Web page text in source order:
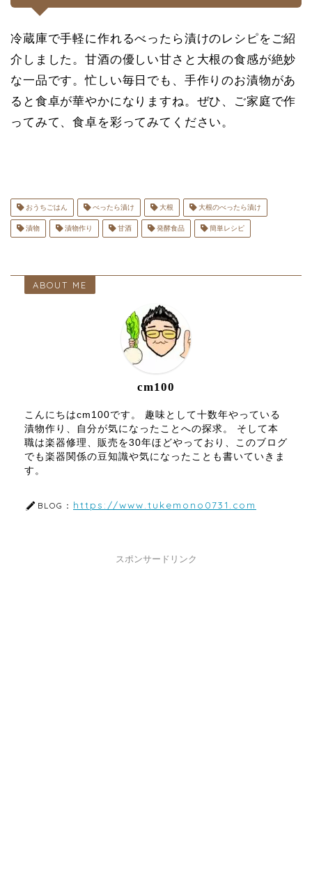
冷蔵庫で手軽に作れるべったら漬けのレシピをご紹
介しました。甘酒の優しい甘さと大根の食感が絶妙
な一品です。忙しい毎日でも、手作りのお漬物があ
ると食卓が華やかになりますね。ぜひ、ご家庭で作
ってみて、食卓を彩ってみてください。
おうちごはん べったら漬け 大根 大根のべったら漬け
漬物 漬物作り 甘酒 発酵食品 簡単レシピ
ABOUT ME
cm100
こんにちはcm100です。 趣味として十数年やっている
漬物作り、自分が気になったことへの探求。 そして本
職は楽器修理、販売を30年ほどやっており、このブログ
でも楽器関係の豆知識や気になったことも書いていきま
す。
BLOG： https://www.tukemono0731.com
スポンサードリンク